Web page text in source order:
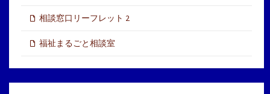
相談窓口リーフレット 2
福祉まるごと相談室